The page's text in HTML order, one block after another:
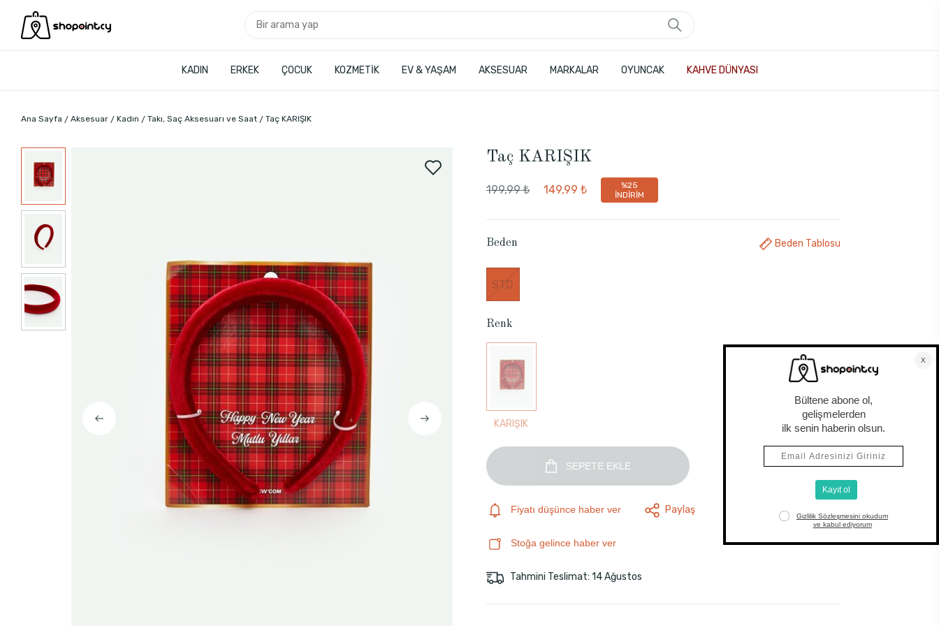
KADIN ERKEK ÇOCUK KOZMETİK EV & YAŞAM AKSESUAR MARKALAR OYUNCAK KAHVE DÜNYASI
Ana Sayfa Aksesuar Kadın Takı, Saç Aksesuarı ve Saat Taç KARIŞIK
Taç KARIŞIK
199,99 ₺ 149,99 ₺
%25
İNDİRİM
Beden Beden Tablosu
STD
Renk
KARIŞIK
SEPETE EKLE
Fiyatı düşünce haber ver Paylaş
Stoğa gelince haber ver
Tahmini Teslimat: 14 Ağustos